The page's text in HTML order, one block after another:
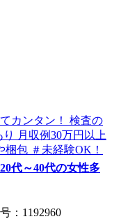
代～40代の女性多
：1192960